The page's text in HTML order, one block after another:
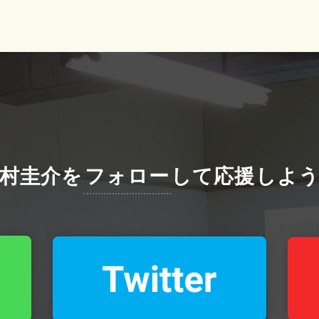
圭介を フォロー して応援しよ